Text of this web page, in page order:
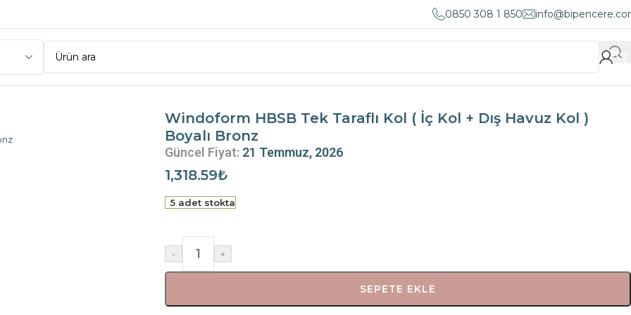
0850 308 1 850
Windoform HBSB Tek Taraflı Kol ( İç Kol + Dış Havuz Kol )
Boyalı Bronz
Güncel Fiyat: 21 Temmuz, 2026
1,318.59₺
5 adet stokta
- +
SEPETE EKLE